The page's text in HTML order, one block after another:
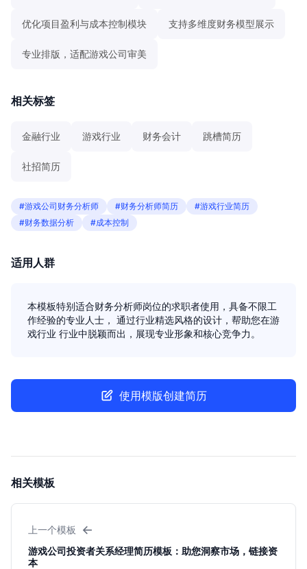
优化项目盈利与成本控制模块 支持多维度财务模型展示
专业排版，适配游戏公司审美
相关标签
金融行业 游戏行业 财务会计 跳槽简历
社招简历
#游戏公司财务分析师 #财务分析师简历
#游戏行业简历
#财务数据分析
#成本控制
适用人群
本模板特别适合财务分析师岗位的求职者使用，具备不限工
作经验的专业人士， 通过行业精选风格的设计，帮助您在游
戏行业 行业中脱颖而出，展现专业形象和核心竞争力。
使用模版创建简历
相关模板
上一个模板 ←
游戏公司投资者关系经理简历模板：助您洞察市场，链接资
本